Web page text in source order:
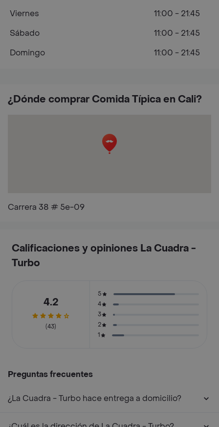
¿Dónde comprar Comida Típica en Cali?
Carrera 38 # 5e-09
Viernes
11:00 - 21:45
Sábado
11:00 - 21:45
Domingo
11:00 - 21:45
Calificaciones y opiniones La Cuadra -
Turbo
4.2
(43)
5
4
3
2
1
Preguntas frecuentes
¿La Cuadra - Turbo hace entrega a domicilio?